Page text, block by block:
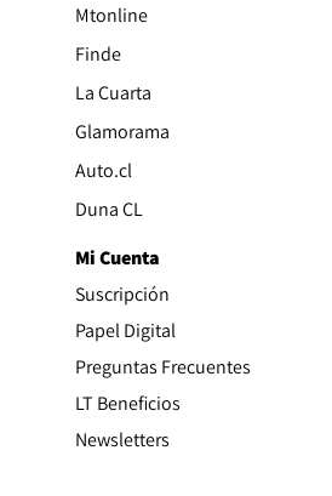
Mtonline
Finde
La Cuarta
Glamorama
Auto.cl
Duna CL
window
Mi Cuenta
Suscripción
Papel Digital
Preguntas Frecuentes
LT Beneficios
Newsletters